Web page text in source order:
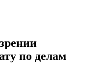
по делам